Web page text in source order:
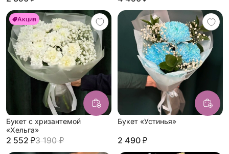
Акция
Букет с хризантемой
«Хельга»
2 552 ₽3 190 ₽
Букет «Устинья»
2 490 ₽